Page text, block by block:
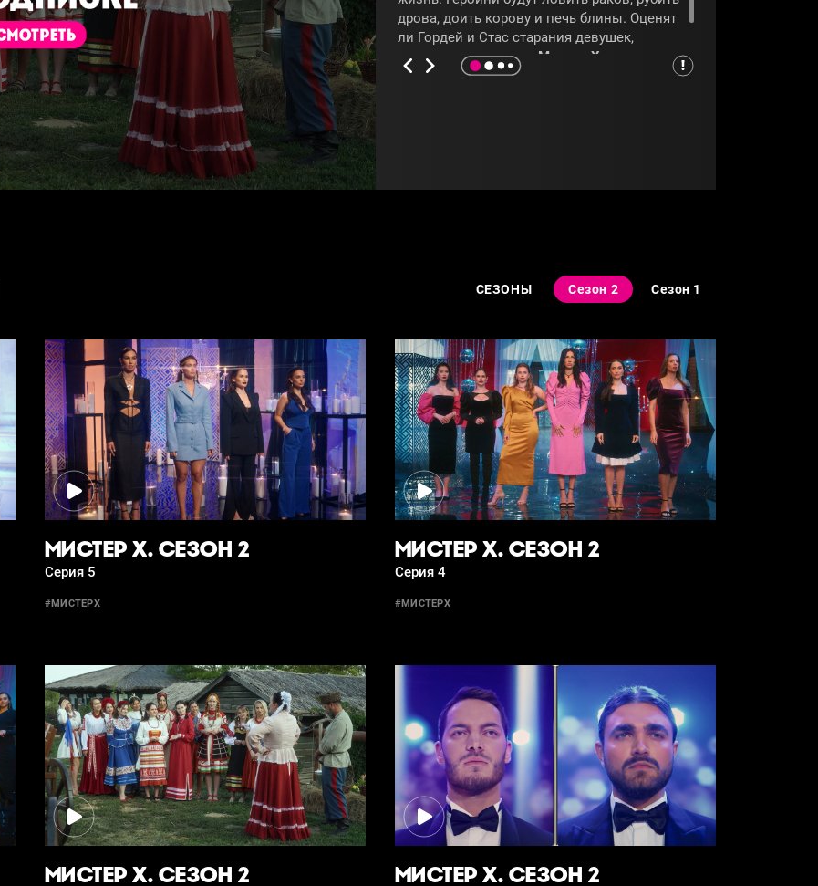
дрова, доить корову и печь блины. Оценят
ли Гордей и Стас старания девушек,
покажет программа
«Мистер X»
СЕЗОНЫ Сезон 2 Сезон 1
МИСТЕР Х. СЕЗОН 2
Серия 5
#МИСТЕРХ
МИСТЕР Х. СЕЗОН 2
Серия 4
#МИСТЕРХ
МИСТЕР Х. СЕЗОН 2 МИСТЕР Х. СЕЗОН 2